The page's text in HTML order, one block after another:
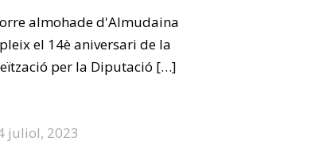
almohade d'Almudaina
el 14è aniversari de la
per la Diputació […]
juliol, 2023